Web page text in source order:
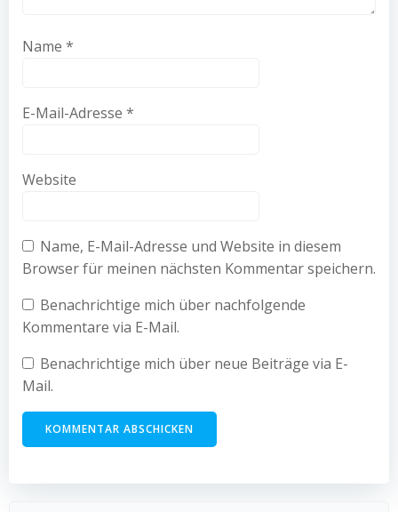
Name *
E-Mail-Adresse *
Website
Name, E-Mail-Adresse und Website in diesem
Browser für meinen nächsten Kommentar speichern.
Benachrichtige mich über nachfolgende
Kommentare via E-Mail.
Benachrichtige mich über neue Beiträge via E-
Mail.